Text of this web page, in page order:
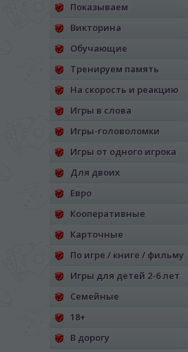
Показываем
Викторина
Обучающие
Тренируем память
На скорость и реакцию
Игры в слова
Игры-головоломки
Игры от одного игрока
Для двоих
Евро
Кооперативные
Карточные
По игре / книге / фильму
Игры для детей 2-6 лет
Семейные
18+
В дорогу